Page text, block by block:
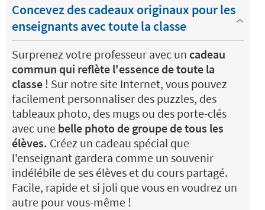
Concevez des cadeaux originaux pour les
enseignants avec toute la classe
Surprenez votre professeur avec un cadeau
commun qui reflète l'essence de toute la
classe ! Sur notre site Internet, vous pouvez
facilement personnaliser des puzzles, des
tableaux photo, des mugs ou des porte-clés
avec une belle photo de groupe de tous les
élèves. Créez un cadeau spécial que
l'enseignant gardera comme un souvenir
indélébile de ses élèves et du cours partagé.
Facile, rapide et si joli que vous en voudrez un
autre pour vous-même !